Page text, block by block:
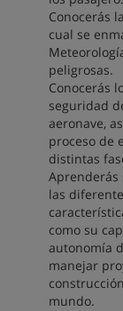
Conocerás
cual se
peligrosas.
Conocerás
seguridad
aeronave,
proceso de
distintas
Aprenderás
las
como su
autonomía
manejar
mundo.